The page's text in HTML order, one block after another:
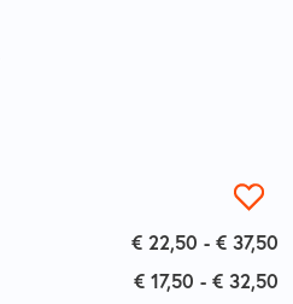
€ 22,50 - € 37,50
€ 17,50 - € 32,50